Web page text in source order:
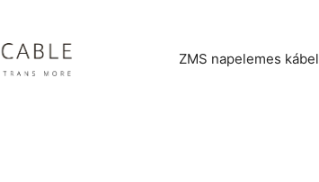
ZMS napelemes kábel